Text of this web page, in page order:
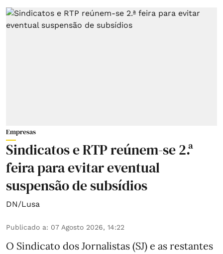
Empresas
Sindicatos e RTP reúnem-se 2.ª
feira para evitar eventual
suspensão de subsídios
DN/Lusa
Publicado a: 07 Agosto 2026, 14:22
O Sindicato dos Jornalistas (SJ) e as restantes